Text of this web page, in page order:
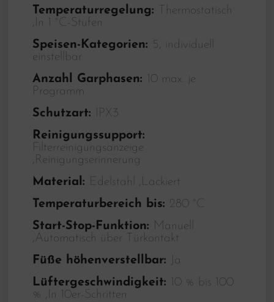
Temperaturregelung:
Thermostatisch
,In 1 °C-Stufen
Speisen-Kategorien: 5, individuell
einstellbar
Anzahl Garphasen: 10 max. je
Programm
Schutzart: IPX3
Reinigungssupport:
Filterreinigungsanzeige
,Reinigungserinnerung
Material: Edelstahl ,Lackiert
Temperaturbereich bis: 280 °C
Start-Stop-Funktion: Manuell
,Automatisch über Türkontakt
Füße höhenverstellbar:
Ja
Lüftergeschwindigkeit: 10 % bis 100
% ,In 10er-Schritten